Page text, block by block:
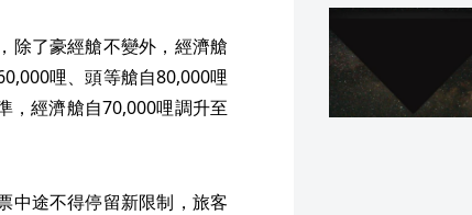
除了豪經艙不變外，經濟艙
哩、頭等艙自80,000哩
，經濟艙自70,000哩調升至
中途不得停留新限制，旅客